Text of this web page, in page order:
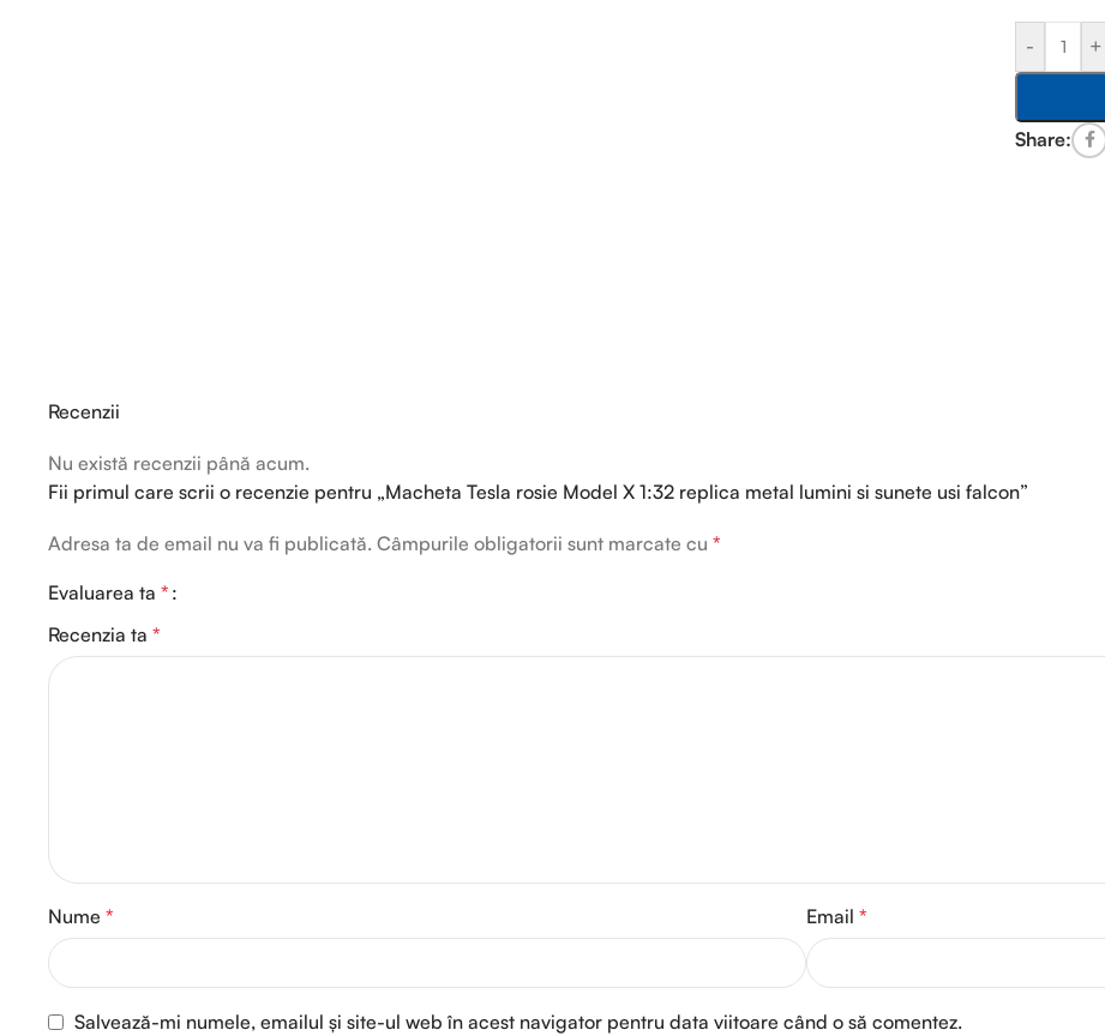
- +
Share:
Recenzii
Nu există recenzii până acum.
Fii primul care scrii o recenzie pentru „Macheta Tesla rosie Model X 1:32 replica metal lumini si sunete usi falcon”
Adresa ta de email nu va fi publicată. Câmpurile obligatorii sunt marcate cu *
Evaluarea ta *
Recenzia ta *
Nume * Email *
Salvează-mi numele, emailul și site-ul web în acest navigator pentru data viitoare când o să comentez.